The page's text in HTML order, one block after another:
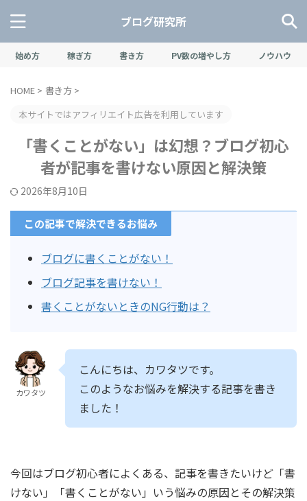
ブログ研究所
始め方 稼ぎ方 書き方 PV数の増やし方 ノウハウ
HOME > 書き方 >
本サイトではアフィリエイト広告を利用しています
「書くことがない」は幻想？ブログ初心
者が記事を書けない原因と解決策
2026年8月10日
この記事で解決できるお悩み
ブログに書くことがない！
ブログ記事を書けない！
書くことがないときのNG行動は？
カワタツ
こんにちは、カワタツです。
このようなお悩みを解決する記事を書き
ました！
今回はブログ初心者によくある、記事を書きたいけど「書
けない」「書くことがない」いう悩みの原因とその解決策